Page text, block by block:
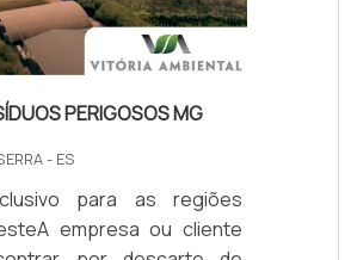
PERIGOSOS MG
- ES
para as regiões
empresa ou cliente